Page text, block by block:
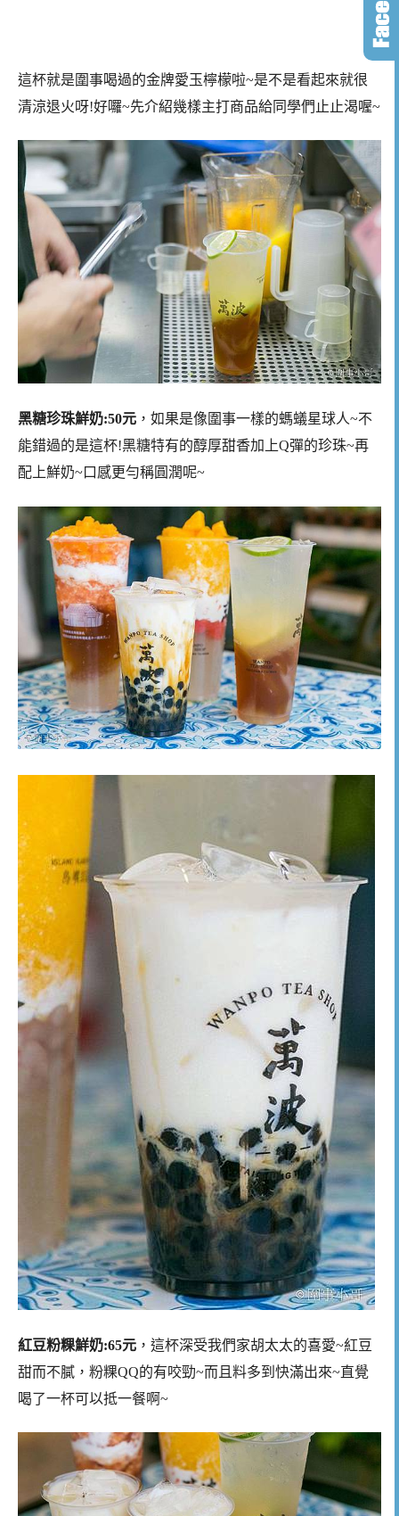
這杯就是圍事喝過的金牌愛玉檸檬啦~是不是看起來就很
清涼退火呀!好囉~先介紹幾樣主打商品給同學們止止渴喔~
黑糖珍珠鮮奶:50元 ，如果是像圍事一樣的螞蟻星球人~不
能錯過的是這杯!黑糖特有的醇厚甜香加上Q彈的珍珠~再
配上鮮奶~口感更勻稱圓潤呢~
紅豆粉粿鮮奶:65元 ，這杯深受我們家胡太太的喜愛~紅豆
甜而不膩，粉粿QQ的有咬勁~而且料多到快滿出來~直覺
喝了一杯可以抵一餐啊~